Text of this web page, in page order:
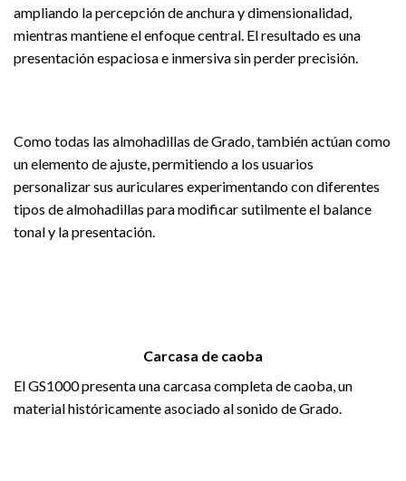
ampliando la percepción de anchura y dimensionalidad,
mientras mantiene el enfoque central. El resultado es una
presentación espaciosa e inmersiva sin perder precisión.
Como todas las almohadillas de Grado, también actúan como
un elemento de ajuste, permitiendo a los usuarios
personalizar sus auriculares experimentando con diferentes
tipos de almohadillas para modificar sutilmente el balance
tonal y la presentación.
Carcasa de caoba
El GS1000 presenta una carcasa completa de caoba, un
material históricamente asociado al sonido de Grado.